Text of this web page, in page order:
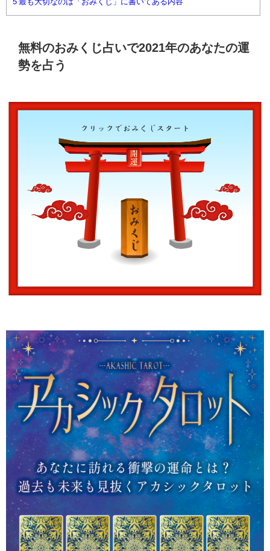
無料のおみくじ占いで2021年のあなたの運
勢を占う
クリックでおみくじスタート